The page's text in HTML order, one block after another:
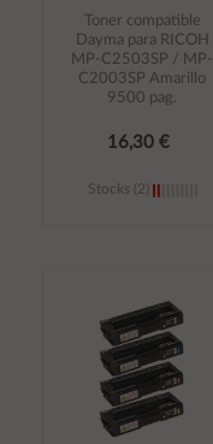
Toner compatible
Dayma para RICOH
MP-C2503SP / MP-
C2003SP Amarillo
9500 pag.
16,30 €
Stocks (2)
carrito